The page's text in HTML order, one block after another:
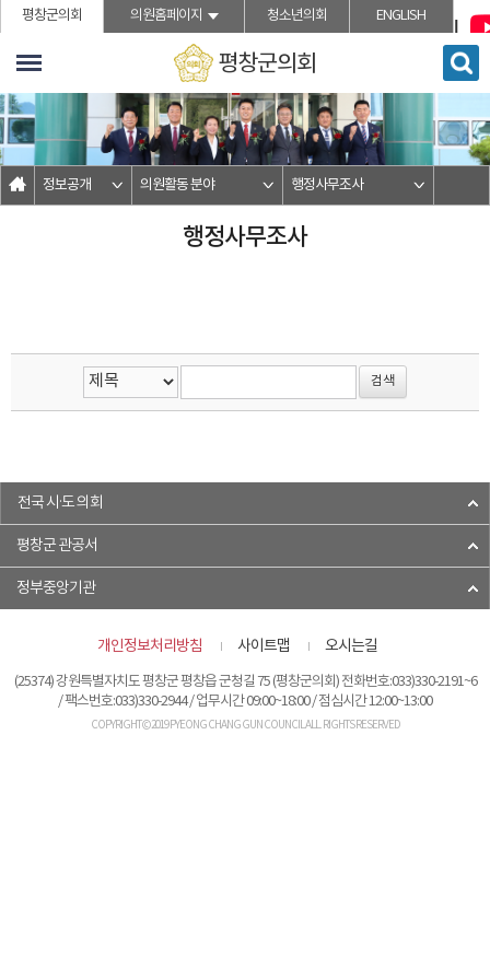
">본문바로가기
평창군의회 의원홈페이지 청소년의회 ENGLISH
평창군의회
정보공개 의원활동 분야 행정사무조사
행정사무조사
전국 시·도 의회
평창군 관공서
정부중앙기관
개인정보처리방침 사이트맵 오시는길
(25374) 강원특별자치도 평창군 평창읍 군청길 75 (평창군의회) 전화번호:033)330-2191~6
/ 팩스번호:033)330-2944 / 업무시간 09:00~18:00 / 점심시간 12:00~13:00
COPYRIGHT © 2019 PYEONG CHANG GUN COUNCIL ALL. RIGHTS RESERVED